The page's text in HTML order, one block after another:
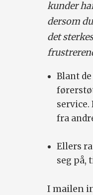
kunder
dersom
det
Blant
service.
fra
Ellers
seg på,
I mailen